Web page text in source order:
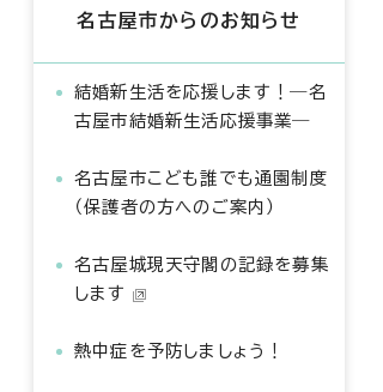
名古屋市からのお知らせ
結婚新生活を応援します！―名
古屋市結婚新生活応援事業―
名古屋市こども誰でも通園制度
（保護者の方へのご案内）
名古屋城現天守閣の記録を募集
します
熱中症を予防しましょう！